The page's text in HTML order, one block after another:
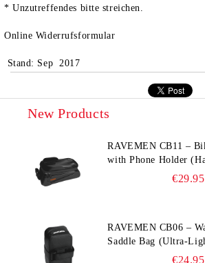
* Unzutreffendes bitte streichen.
Online Widerrufsformular
Stand: Sep 2017
New Products
RAVEMEN CB11 –
with Phone Holder
Waterproof, 6.5”€29.95
RAVEMEN CB06 –
Saddle Bag
€24.95